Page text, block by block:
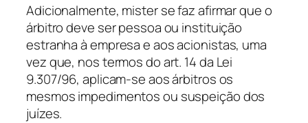
Adicionalmente, mister se faz afirmar que o
árbitro deve ser pessoa ou instituição
estranha à empresa e aos acionistas, uma
vez que, nos termos do art. 14 da Lei
9.307/96, aplicam-se aos árbitros os
mesmos impedimentos ou suspeição dos
juízes.